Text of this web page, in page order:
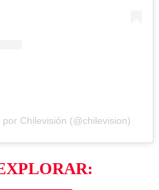
Chilevisión (@chilevision)